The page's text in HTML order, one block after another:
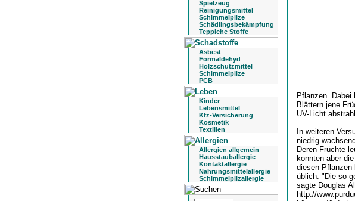
Spielzeug
Reinigungsmittel
Schimmelpilze
Schädlingsbekämpfung
Teppiche Stoffe
Asbest
Formaldehyd
Holzschutzmittel
Schimmelpilze
PCB
Kinder
Lebensmittel
Kfz-Versicherung
Kosmetik
Textilien
Allergien allgemein
Hausstauballergie
Kontaktallergie
Nahrungsmittelallergie
Schimmelpilzallergie
Pflanzen. Dabei
Blättern jene
UV-Licht
In weiteren
niedrig
Deren Früchte
konnten aber
diesen Pflanzen
üblich. "Die so
sagte Douglas
http://